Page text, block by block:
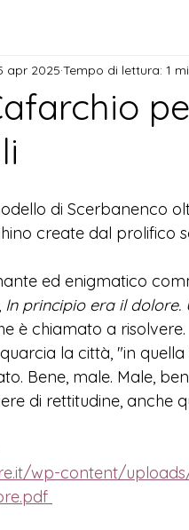
apr 2025 Tempo di lettura: 1
di Scerbanenco
create dal prolifico
ed enigmatico
In principio era il dolore.
è chiamato a risolvere.
la città, "in
Bene, male. Male,
di rettitudine, anche
wp-content/